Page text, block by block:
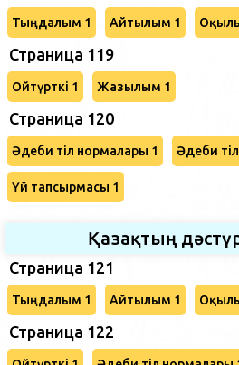
Тыңдалым 1 Айтылым 1
Страница 119
Ойтүрткі 1 Жазылым 1
Страница 120
Әдеби тіл нормалары 1 Әдеби
Үй тапсырмасы 1
Қазақтың
Страница 121
Тыңдалым 1 Айтылым 1
Страница 122